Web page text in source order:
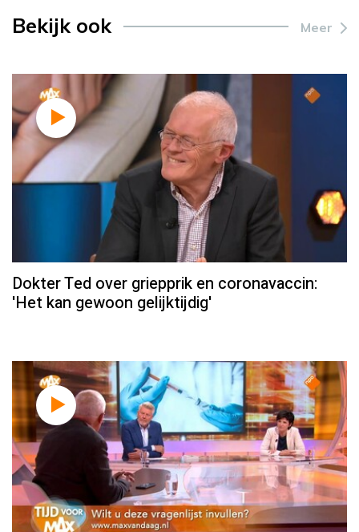
Bekijk ook Meer
Dokter Ted over griepprik en coronavaccin:
'Het kan gewoon gelijktijdig'